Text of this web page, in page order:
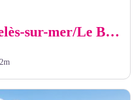
Fahrradweg Argelès-sur-mer/Le Boulou